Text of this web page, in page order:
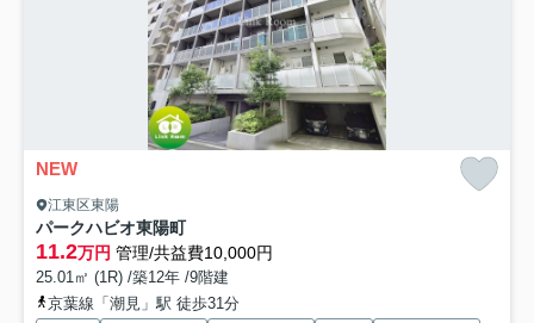
NEW
江東区東陽
パークハビオ東陽町
11.2万円 管理/共益費10,000円
25.01㎡ (1R) /築12年 /9階建
京葉線「潮見」駅 徒歩31分